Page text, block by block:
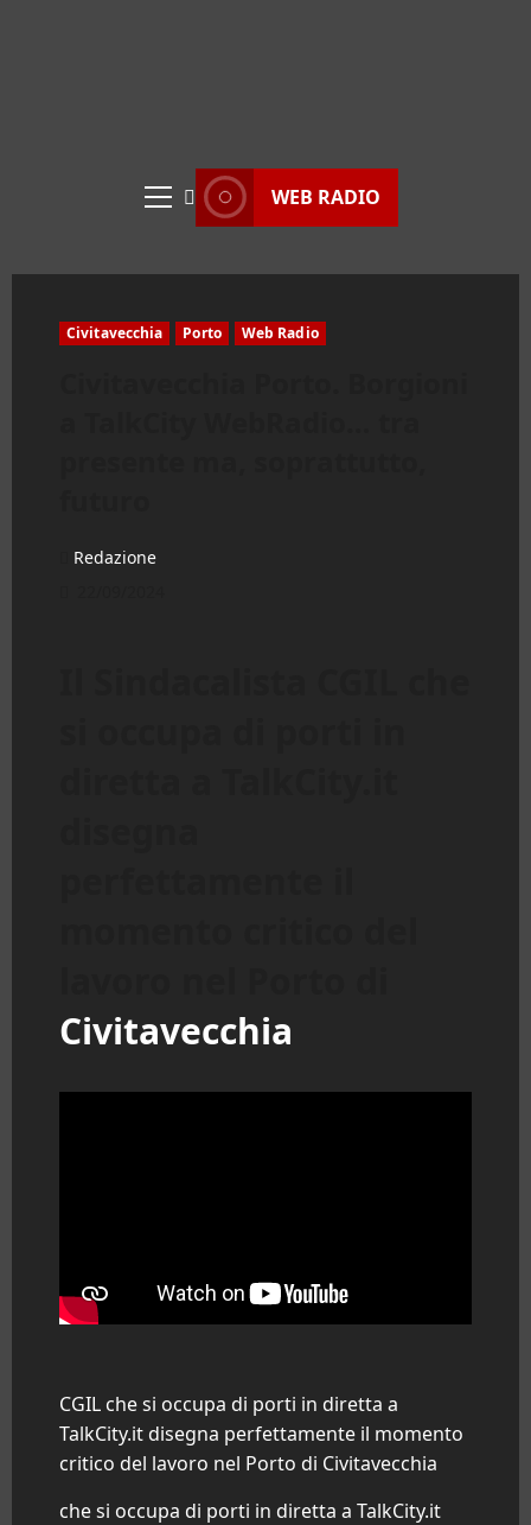
Menu
WEB RADIO
Civitavecchia Porto Web Radio
Redazione
Civitavecchia
CGIL che si occupa di porti in diretta a
TalkCity.it disegna perfettamente il momento
critico del lavoro nel Porto di Civitavecchia
che si occupa di porti in diretta a TalkCity.it